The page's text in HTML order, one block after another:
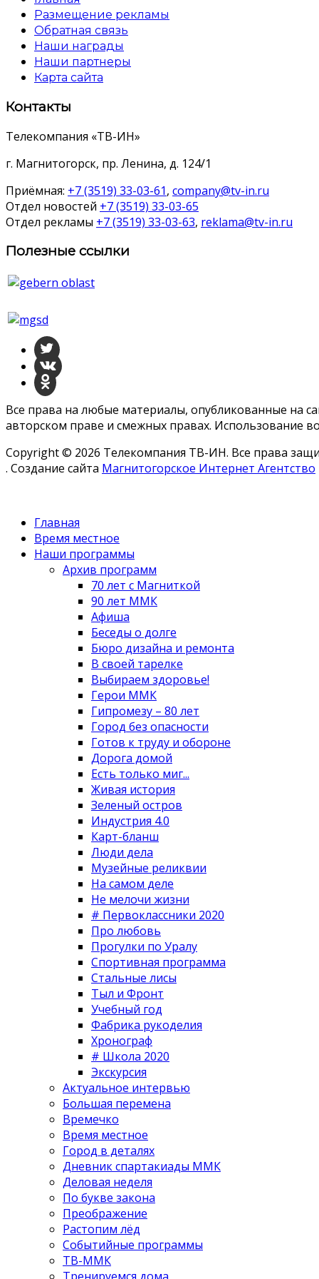
Размещение рекламы
Обратная связь
Наши награды
Наши партнеры
Карта сайта
Контакты
Телекомпания «ТВ-ИН»
г. Магнитогорск, пр. Ленина, д. 124/1
Приёмная: +7 (3519) 33-03-61, company@tv-in.ru
Отдел новостей +7 (3519) 33-03-65
Отдел рекламы +7 (3519) 33-03-63, reklama@tv-in.ru
Полезные ссылки
Все права на любые материалы, опубликованные на
авторском праве и смежных правах. Использование
Copyright © 2026 Телекомпания ТВ-ИН. Все права
. Создание сайта Магнитогорское Интернет Агентство
Главная
Время местное
Наши программы
Архив программ
70 лет с Магниткой
90 лет ММК
Афиша
Беседы о долге
Бюро дизайна и ремонта
В своей тарелке
Выбираем здоровье!
Герои ММК
Гипромезу – 80 лет
Город без опасности
Готов к труду и обороне
Дорога домой
Есть только миг...
Живая история
Зеленый остров
Индустрия 4.0
Карт-бланш
Люди дела
Музейные реликвии
На самом деле
Не мелочи жизни
# Первоклассники 2020
Про любовь
Прогулки по Уралу
Спортивная программа
Стальные лисы
Тыл и Фронт
Учебный год
Фабрика рукоделия
Хронограф
# Школа 2020
Экскурсия
Актуальное интервью
Большая перемена
Времечко
Время местное
Город в деталях
Дневник спартакиады ММК
Деловая неделя
По букве закона
Преображение
Растопим лёд
Событийные программы
ТВ-ММК